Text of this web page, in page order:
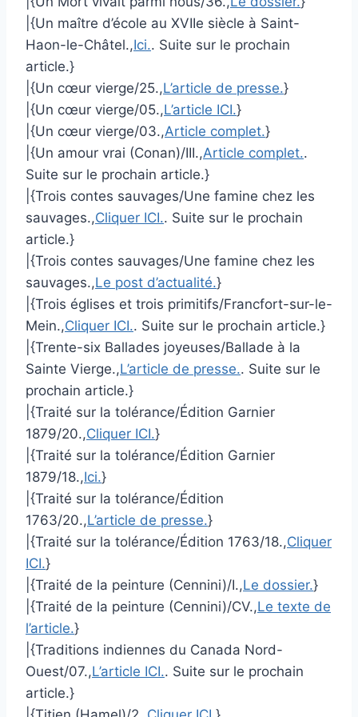
|{Un maître d’école au XVIIe siècle à Saint-
Haon-le-Châtel.,Ici.. Suite sur le prochain
article.}
|{Un cœur vierge/25.,L’article de presse.}
|{Un cœur vierge/05.,L’article ICI.}
|{Un cœur vierge/03.,Article complet.}
|{Un amour vrai (Conan)/III.,Article complet..
Suite sur le prochain article.}
|{Trois contes sauvages/Une famine chez les
sauvages.,Cliquer ICI.. Suite sur le prochain
article.}
|{Trois contes sauvages/Une famine chez les
sauvages.,Le post d’actualité.}
|{Trois églises et trois primitifs/Francfort-sur-le-
Mein.,Cliquer ICI.. Suite sur le prochain article.}
|{Trente-six Ballades joyeuses/Ballade à la
Sainte Vierge.,L’article de presse.. Suite sur le
prochain article.}
|{Traité sur la tolérance/Édition Garnier
1879/20.,Cliquer ICI.}
|{Traité sur la tolérance/Édition Garnier
1879/18.,Ici.}
|{Traité sur la tolérance/Édition
1763/20.,L’article de presse.}
|{Traité sur la tolérance/Édition 1763/18.,Cliquer
ICI.}
|{Traité de la peinture (Cennini)/I.,Le dossier.}
|{Traité de la peinture (Cennini)/CV.,Le texte de
l’article.}
|{Traditions indiennes du Canada Nord-
Ouest/07.,L’article ICI.. Suite sur le prochain
article.}